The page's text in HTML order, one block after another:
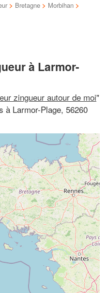
> Bretagne > Morbihan >
à Larmor-
zingueur autour de moi"
à Larmor-Plage, 56260